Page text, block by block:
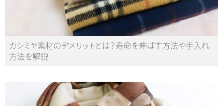
カシミヤ素材のデメリットとは？寿命を伸ばす方法や手入れ
方法を解説